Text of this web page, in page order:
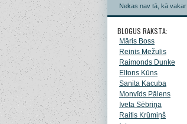
Nekas nav tā, kā vakar
BLOGUS RAKSTA:
Māris Boss
Reinis Mežulis
Raimonds Dunke
Eltons Kūns
Sanita Kacuba
Monvīds Pālens
Iveta Sēbriņa
Raitis Krūmiņš